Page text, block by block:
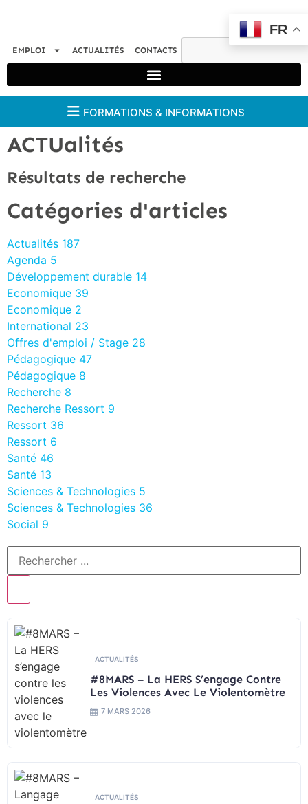
EMPLOI ACTUALITÉS CONTACTS
FORMATIONS & INFORMATIONS
ACTUalités
Résultats de recherche
Catégories d'articles
Actualités 187
Agenda 5
Développement durable 14
Economique 39
Economique 2
International 23
Offres d'emploi / Stage 28
Pédagogique 47
Pédagogique 8
Recherche 8
Recherche Ressort 9
Ressort 36
Ressort 6
Santé 46
Santé 13
Sciences & Technologies 5
Sciences & Technologies 36
Social 9
ACTUALITÉS
#8MARS – La HERS S’engage Contre
Les Violences Avec Le Violentomètre
7 MARS 2026
ACTUALITÉS
FR